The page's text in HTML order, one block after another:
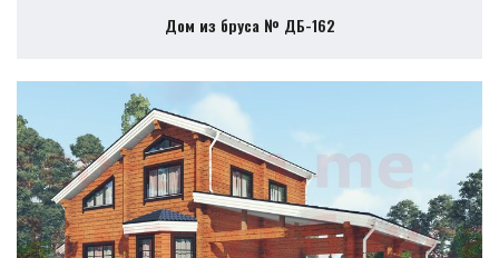
Дом из бруса № ДБ-162